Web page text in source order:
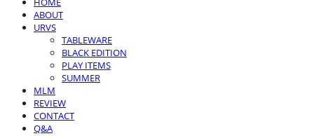
ABOUT
URVS
TABLEWARE
BLACK EDITION
PLAY ITEMS
SUMMER
MLM
REVIEW
CONTACT
Q&A